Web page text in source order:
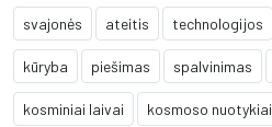
svajonės ateitis technologijos
kūryba piešimas spalvinimas
kosminiai laivai kosmoso nuotykiai